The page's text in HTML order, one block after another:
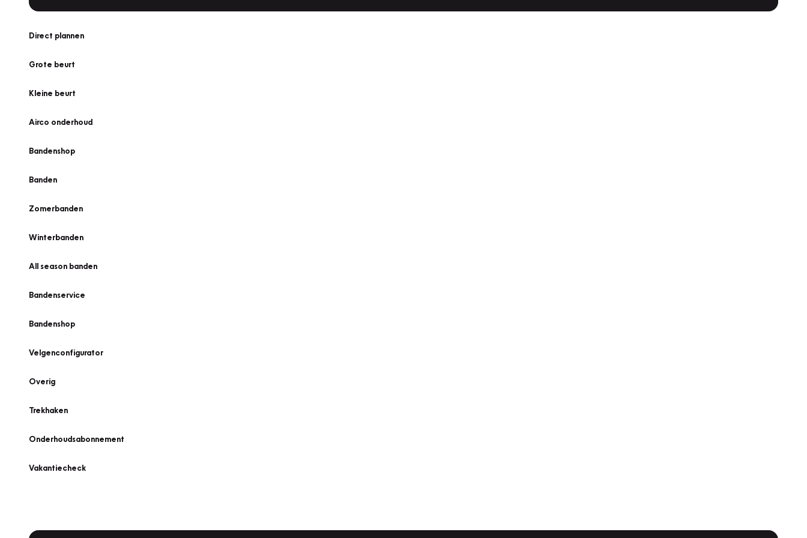
Direct plannen
Grote beurt
Kleine beurt
Airco onderhoud
Bandenshop
Banden
Zomerbanden
Winterbanden
All season banden
Bandenservice
Bandenshop
Velgenconfigurator
Overig
Trekhaken
Onderhoudsabonnement
Vakantiecheck